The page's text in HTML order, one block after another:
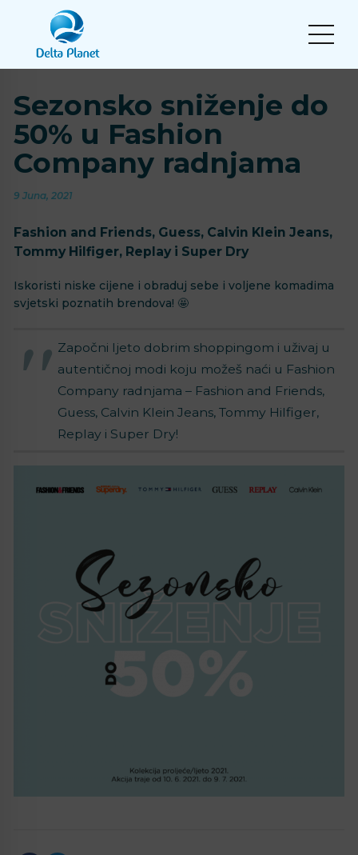
Sezonsko sniženje do
50% u Fashion
Company radnjama
9 Juna, 2021
Fashion and Friends, Guess, Calvin Klein Jeans,
Tommy Hilfiger, Replay i Super Dry
Iskoristi niske cijene i obraduj sebe i voljene komadima
svjetski poznatih brendova! 🤩
Započni ljeto dobrim shoppingom i uživaj u
autentičnoj modi koju možeš naći u Fashion
Company radnjama – Fashion and Friends,
Guess, Calvin Klein Jeans, Tommy Hilfiger,
Replay i Super Dry!